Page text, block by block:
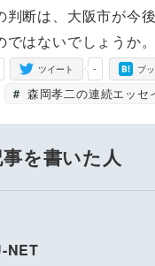
判断は、大阪市が今
ではないでしょうか。
-
ツイート ブ
森岡孝二の連続エッセ
を書いた人
NET